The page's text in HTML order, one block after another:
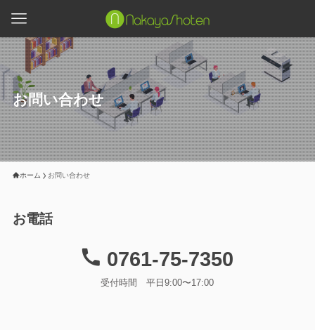
お問い合わせ
ホーム お問い合わせ
お電話
0761-75-7350
受付時間 平日9:00〜17:00